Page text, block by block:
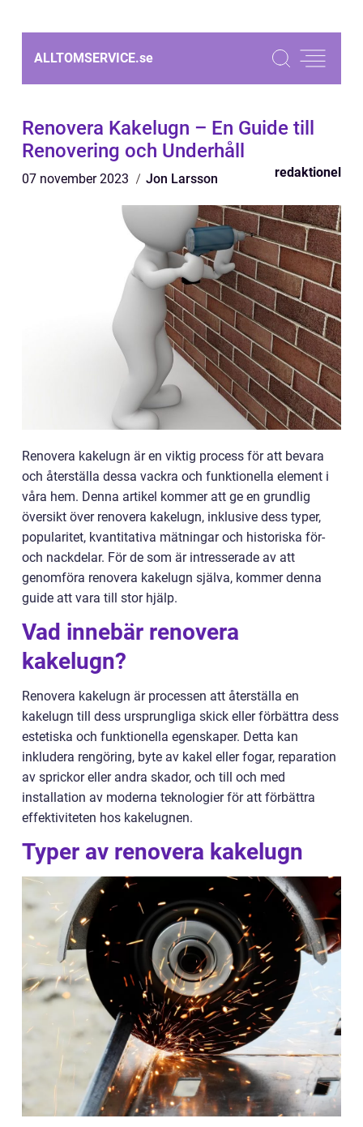
ALLTOMSERVICE.se
Renovera Kakelugn – En Guide till
Renovering och Underhåll
07 november 2023 Jon Larsson redaktionel
Renovera kakelugn är en viktig process för att bevara
och återställa dessa vackra och funktionella element i
våra hem. Denna artikel kommer att ge en grundlig
översikt över renovera kakelugn, inklusive dess typer,
popularitet, kvantitativa mätningar och historiska för-
och nackdelar. För de som är intresserade av att
genomföra renovera kakelugn själva, kommer denna
guide att vara till stor hjälp.
Vad innebär renovera
kakelugn?
Renovera kakelugn är processen att återställa en
kakelugn till dess ursprungliga skick eller förbättra dess
estetiska och funktionella egenskaper. Detta kan
inkludera rengöring, byte av kakel eller fogar, reparation
av sprickor eller andra skador, och till och med
installation av moderna teknologier för att förbättra
effektiviteten hos kakelugnen.
Typer av renovera kakelugn